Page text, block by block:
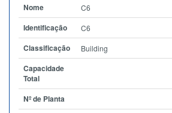
Nome
C6
Identificação C6
Classificação Building
Capacidade
Total
Nº de Planta